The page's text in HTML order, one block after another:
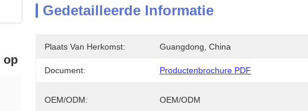
op
Gedetailleerde Informatie
Plaats Van Herkomst: Guangdong, China
Document: Productenbrochure PDF
OEM/ODM: OEM/ODM